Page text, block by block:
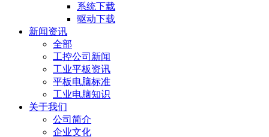
系统下载
驱动下载
新闻资讯
全部
工控公司新闻
工业平板资讯
平板电脑标准
工业电脑知识
关于我们
公司简介
企业文化